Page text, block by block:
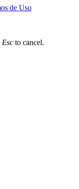
de Uso
Esc to cancel.